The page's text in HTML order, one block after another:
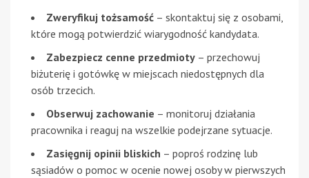
Zweryfikuj tożsamość – skontaktuj się z osobami,
które mogą potwierdzić wiarygodność kandydata.
Zabezpiecz cenne przedmioty – przechowuj
biżuterię i gotówkę w miejscach niedostępnych dla
osób trzecich.
Obserwuj zachowanie – monitoruj działania
pracownika i reaguj na wszelkie podejrzane sytuacje.
Zasięgnij opinii bliskich – poproś rodzinę lub
sąsiadów o pomoc w ocenie nowej osoby w pierwszych